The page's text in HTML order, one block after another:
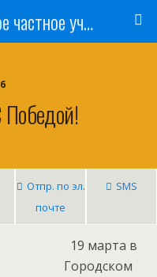
Общеобразовательное частное учреждение «Ишимская православная гимназия имени святого мученика Василия Мангазейского»
Отпр. по эл.
почте
SMS
19 марта в
Городском